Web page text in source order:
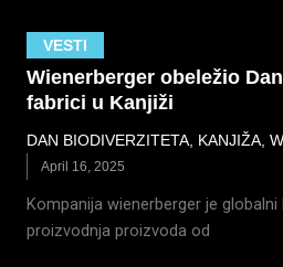
VESTI
Wienerberger obeležio
fabrici u Kanjiži
DAN BIODIVERZITETA KANJIŽA
April 16, 2025
Kompanija wienerberger je globalni
proizvodnja proizvoda od